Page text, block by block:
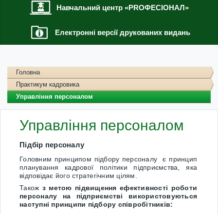
Навчальний центр «PROФЕСІОНАЛ»
Електронні версії друкованих видань
Головна
Практикум кадровика
Управління персоналом
Управління персоналом
Підбір персоналу
Головним принципом підбору персоналу ­ є принцип
планування кадрової політики підприємства, яка
відповідає його стратегічним цілям.
Також з метою підвищення ефективності роботи
персоналу на підприємстві використовуються
наступні принципи підбору співробітників: